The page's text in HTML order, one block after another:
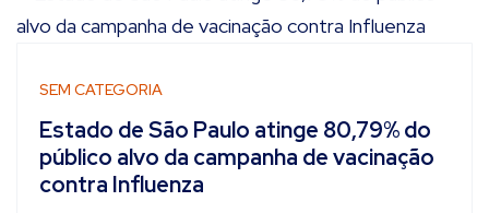
SEM CATEGORIA
Estado de São Paulo atinge 80,79% do
público alvo da campanha de vacinação
contra Influenza